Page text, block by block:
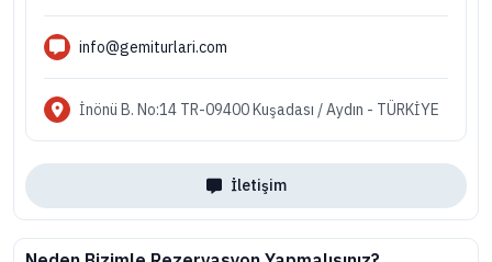
info@gemiturlari.com
İnönü B. No:14 TR-09400 Kuşadası / Aydın - TÜRKİYE
İletişim